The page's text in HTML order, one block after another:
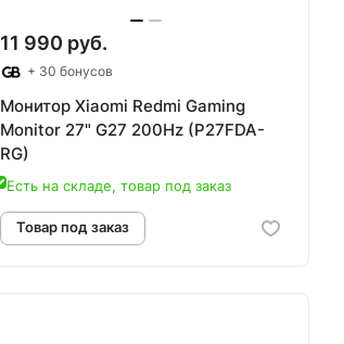
11 990 руб.
+ 30 бонусов
Монитор Xiaomi Redmi Gaming
Monitor 27" G27 200Hz (P27FDA-
RG)
Есть на складе, товар под заказ